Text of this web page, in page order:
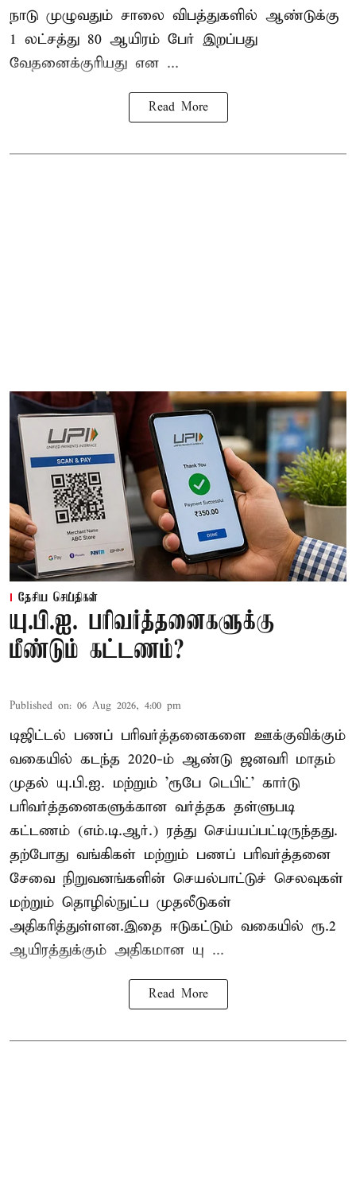
நாடு முழுவதும் சாலை விபத்துகளில் ஆண்டுக்கு
1 லட்சத்து 80 ஆயிரம் பேர் இறப்பது
வேதனைக்குரியது என ...
Read More
தேசிய செய்திகள்
யு.பி.ஐ. பரிவர்த்தனைகளுக்கு
மீண்டும் கட்டணம்?
Published on: 06 Aug 2026, 4:00 pm
டிஜிட்டல் பணப் பரிவர்த்தனைகளை ஊக்குவிக்கும்
வகையில் கடந்த 2020-ம் ஆண்டு ஜனவரி மாதம்
முதல் யு.பி.ஐ. மற்றும் 'ரூபே டெபிட்' கார்டு
பரிவர்த்தனைகளுக்கான வர்த்தக தள்ளுபடி
கட்டணம் (எம்.டி.ஆர்.) ரத்து செய்யப்பட்டிருந்தது.
தற்போது வங்கிகள் மற்றும் பணப் பரிவர்த்தனை
சேவை நிறுவனங்களின் செயல்பாட்டுச் செலவுகள்
மற்றும் தொழில்நுட்ப முதலீடுகள்
அதிகரித்துள்ளன.இதை ஈடுகட்டும் வகையில் ரூ.2
ஆயிரத்துக்கும் அதிகமான யு ...
Read More